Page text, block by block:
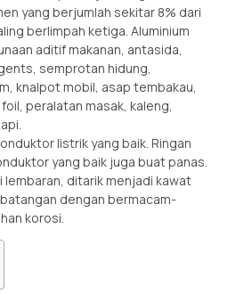
yang berjumlah sekitar 8% dari
berlimpah ketiga. Aluminium
aditif makanan, antasida,
semprotan hidung,
knalpot mobil, asap tembakau,
peralatan masak, kaleng,
listrik yang baik. Ringan
yang baik juga buat panas.
ditarik menjadi kawat
dengan bermacam-
korosi.